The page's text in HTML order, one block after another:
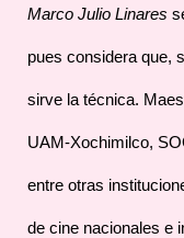
Marco Julio Linares
pues considera que,
sirve la técnica.
UAM-Xochimilco,
entre otras
de cine nacionales e